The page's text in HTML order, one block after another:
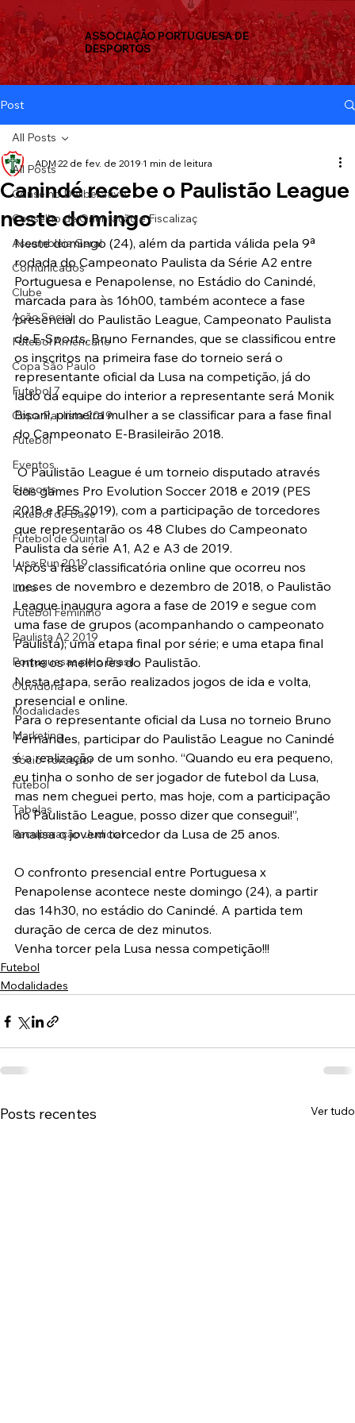
ASSOCIAÇÃO PORTUGUESA DE
DESPORTOS
Post
All Posts
Conselho Deliberativo
Conselho de Orientação e Fiscalizaç
Assembleia Geral
Comunicados
Clube
Ação Social
Futebol Americano
Copa São Paulo
Futebol 7
Copa Paulista 2019
Futebol
Eventos
E-sports
Futebol de Base
Futebol de Quintal
Lusa Run 2019
Lusa
Futebol Feminino
Paulista A2 2019
Portuguesas pelo Brasil
Ouvidoria
Modalidades
Marketing
Sócio-Torcedor
futebol
Tabelas
Recuperação Judicial
All Posts
Canindé recebe o Paulistão League
neste domingo
ADM 22 de fev. de 2019 1 min de leitura
Neste domingo (24), além da partida válida pela 9ª
rodada do Campeonato Paulista da Série A2 entre
Portuguesa e Penapolense, no Estádio do Canindé,
marcada para às 16h00, também acontece a fase
presencial do Paulistão League, Campeonato Paulista
de E-Sports. Bruno Fernandes, que se classificou entre
os inscritos na primeira fase do torneio será o
representante oficial da Lusa na competição, já do
lado da equipe do interior a representante será Monik
Bisoni, primeira mulher a se classificar para a fase final
do Campeonato E-Brasileirão 2018.
O Paulistão League é um torneio disputado através
dos games Pro Evolution Soccer 2018 e 2019 (PES
2018 e PES 2019), com a participação de torcedores
que representarão os 48 Clubes do Campeonato
Paulista da série A1, A2 e A3 de 2019.
Após a fase classificatória online que ocorreu nos
meses de novembro e dezembro de 2018, o Paulistão
League inaugura agora a fase de 2019 e segue com
uma fase de grupos (acompanhando o campeonato
Paulista); uma etapa final por série; e uma etapa final
entre os melhores do Paulistão.
Nesta etapa, serão realizados jogos de ida e volta,
presencial e online.
Para o representante oficial da Lusa no torneio Bruno
Fernandes, participar do Paulistão League no Canindé
é a realização de um sonho. “Quando eu era pequeno,
eu tinha o sonho de ser jogador de futebol da Lusa,
mas nem cheguei perto, mas hoje, com a participação
no Paulistão League, posso dizer que consegui!”,
analisa o jovem torcedor da Lusa de 25 anos.
O confronto presencial entre Portuguesa x
Penapolense acontece neste domingo (24), a partir
das 14h30, no estádio do Canindé. A partida tem
duração de cerca de dez minutos.
Venha torcer pela Lusa nessa competição!!!
Futebol
Modalidades
Posts recentes Ver tudo